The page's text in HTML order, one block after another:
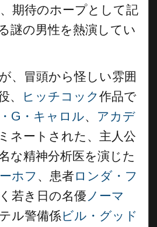
期待のホープとして記
謎の男性を熱演してい
、冒頭から怪しい雰囲
、
ヒッチコック作品で
G・キャロル、 アカデ
ネートされた、主人公
な精神分析医を演じた
ホフ 、患者ロンダ・フ
若き日の名優 ノーマ
ル警備係 ビル・グッド